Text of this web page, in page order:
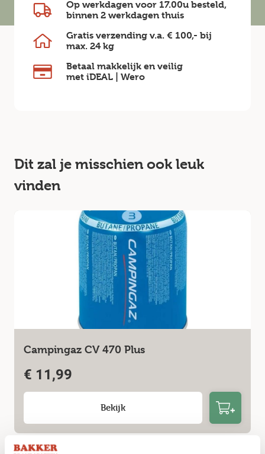
Op werkdagen voor 17.00u besteld,
binnen 2 werkdagen thuis
Gratis verzending v.a. € 100,- bij
max. 24 kg
Betaal makkelijk en veilig
met iDEAL | Wero
Dit zal je misschien ook leuk
vinden
Campingaz CV 470 Plus
€ 11,99
Bekijk